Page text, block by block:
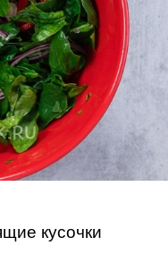
кусочки